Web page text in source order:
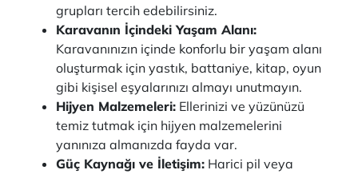
grupları tercih edebilirsiniz.
Karavanın İçindeki Yaşam Alanı:
Karavanınızın içinde konforlu bir yaşam alanı
oluşturmak için yastık, battaniye, kitap, oyun
gibi kişisel eşyalarınızı almayı unutmayın.
Hijyen Malzemeleri: Ellerinizi ve yüzünüzü
temiz tutmak için hijyen malzemelerini
yanınıza almanızda fayda var.
Güç Kaynağı ve İletişim: Harici pil veya